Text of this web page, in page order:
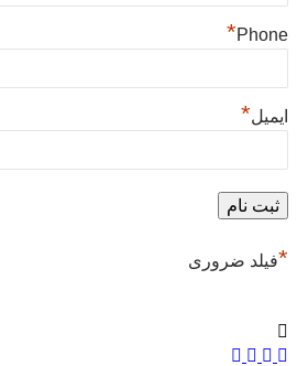
Phone
*
ایمیل*
*فیلد ضروری